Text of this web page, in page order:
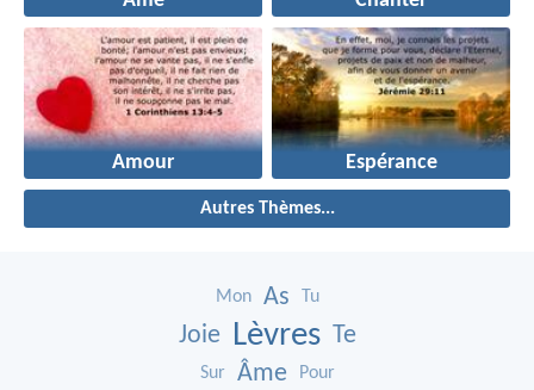
Amour Espérance
Autres Thèmes...
Mon As Tu
Joie Lèvres Te
Sur Âme Pour